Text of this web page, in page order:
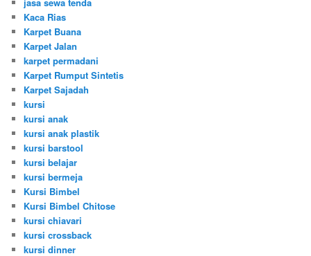
Kaca Rias
Karpet Buana
Karpet Jalan
karpet permadani
Karpet Rumput Sintetis
Karpet Sajadah
kursi
kursi anak
kursi anak plastik
kursi barstool
kursi belajar
kursi bermeja
Kursi Bimbel
Kursi Bimbel Chitose
kursi chiavari
kursi crossback
kursi dinner